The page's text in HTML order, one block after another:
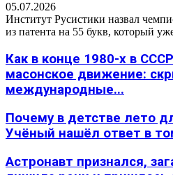
05.07.2026
Институт Русистики назвал
из патента на 55 букв, который
Как в конце 1980-х в
масонское движение:
международные...
Почему в детстве лето
Учёный нашёл ответ в
Астронавт признался,